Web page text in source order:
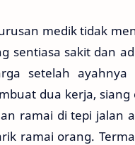
medik tidak
sentiasa sakit dan
setelah
dua kerja,
ramai di tepi jalan
ramai orang.